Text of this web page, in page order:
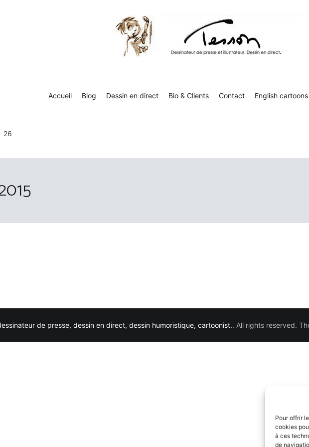
Pour offrir
cookies
à ces
de
Accueil Blog Dessin en direct Bio & Clients Contact English cartoons
26
de presse, dessin en direct, dessin humoristique, cartoonist.. All rights reserved.